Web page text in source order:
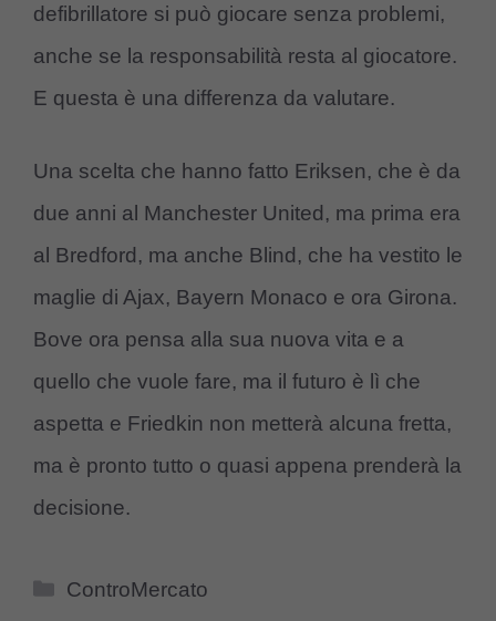
defibrillatore si può giocare senza problemi,
anche se la responsabilità resta al giocatore.
E questa è una differenza da valutare.
Una scelta che hanno fatto Eriksen, che è da
due anni al Manchester United, ma prima era
al Bredford, ma anche Blind, che ha vestito le
maglie di Ajax, Bayern Monaco e ora Girona.
Bove ora pensa alla sua nuova vita e a
quello che vuole fare, ma il futuro è lì che
aspetta e Friedkin non metterà alcuna fretta,
ma è pronto tutto o quasi appena prenderà la
decisione.
Categorie
ControMercato